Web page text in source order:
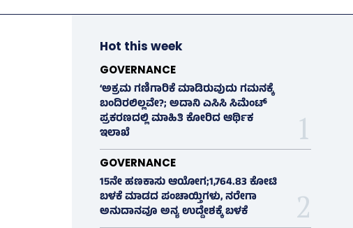
Hot this week
GOVERNANCE
‘ಅಕ್ರಮ ಗಣಿಗಾರಿಕೆ ಮಾಡಿರುವುದು ಗಮನಕ್ಕೆ
ಬಂದಿರಲಿಲ್ಲವೇ?; ಅದಾನಿ ಎಸಿಸಿ ಸಿಮೆಂಟ್
ಪ್ರಕರಣದಲ್ಲಿ ಮಾಹಿತಿ ಕೋರಿದ ಆರ್ಥಿಕ
ಇಲಾಖೆ
GOVERNANCE
15ನೇ ಹಣಕಾಸು ಆಯೋಗ;1,764.83 ಕೋಟಿ
ಬಳಕೆ ಮಾಡದ ಪಂಚಾಯ್ತಿಗಳು, ನರೇಗಾ
ಅನುದಾನವೂ ಅನ್ಯ ಉದ್ದೇಶಕ್ಕೆ ಬಳಕೆ